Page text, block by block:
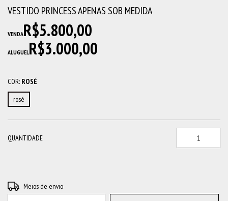
VESTIDO PRINCESS APENAS SOB MEDIDA
VENDAR$5.800,00
ALUGUELR$3.000,00
COR: ROSÉ
rosé
QUANTIDADE
Entregas para o CEP:
Meios de envio